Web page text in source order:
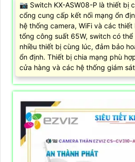
📷 Switch KX-ASW08-P là thiết bị
cổng cung cấp kết nối mạng ổn
hệ thống camera, WiFi và các thiết
tổng công suất 65W, switch có
nhiều thiết bị cùng lúc, đảm bảo
ổn định. Thiết bị chia mạng phù
cửa hàng và các hệ thống giám